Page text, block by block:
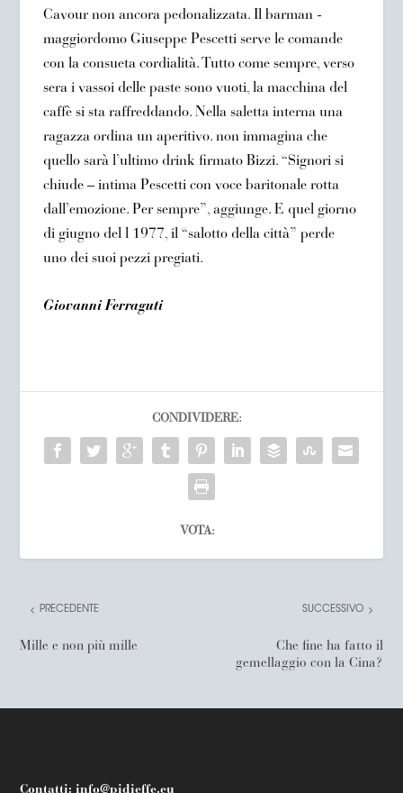
Cavour non ancora pedonalizzata. Il barman -
maggiordomo Giuseppe Pescetti serve le comande
con la consueta cordialità. Tutto come sempre, verso
sera i vassoi delle paste sono vuoti, la macchina del
caffè si sta raffreddando. Nella saletta interna una
ragazza ordina un aperitivo. non immagina che
quello sarà l’ultimo drink firmato Bizzi. “Signori si
chiude – intima Pescetti con voce baritonale rotta
dall’emozione. Per sempre”, aggiunge. E quel giorno
di giugno del l 1977, il “salotto della città” perde
uno dei suoi pezzi pregiati.
Giovanni Ferraguti
CONDIVIDERE:
VOTA:
PRECEDENTE
Mille e non più mille
SUCCESSIVO
Che fine ha fatto il
gemellaggio con la Cina?